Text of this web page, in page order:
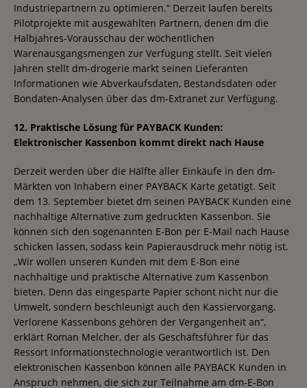
Industriepartnern zu optimieren.“ Derzeit laufen bereits
Pilotprojekte mit ausgewählten Partnern, denen dm die
Halbjahres-Vorausschau der wöchentlichen
Warenausgangsmengen zur Verfügung stellt. Seit vielen
Jahren stellt dm-drogerie markt seinen Lieferanten
Informationen wie Abverkaufsdaten, Bestandsdaten oder
Bondaten-Analysen über das dm-Extranet zur Verfügung.
12. Praktische Lösung für PAYBACK Kunden:
Elektronischer Kassenbon kommt direkt nach Hause
Derzeit werden über die Hälfte aller Einkäufe in den dm-
Märkten von Inhabern einer PAYBACK Karte getätigt. Seit
dem 13. September bietet dm seinen PAYBACK Kunden eine
nachhaltige Alternative zum gedruckten Kassenbon. Sie
können sich den sogenannten E-Bon per E-Mail nach Hause
schicken lassen, sodass kein Papierausdruck mehr nötig ist.
„Wir wollen unseren Kunden mit dem E-Bon eine
nachhaltige und praktische Alternative zum Kassenbon
bieten. Denn das eingesparte Papier schont nicht nur die
Umwelt, sondern beschleunigt auch den Kassiervorgang.
Verlorene Kassenbons gehören der Vergangenheit an“,
erklärt Roman Melcher, der als Geschäftsführer für das
Ressort Informationstechnologie verantwortlich ist. Den
elektronischen Kassenbon können alle PAYBACK Kunden in
Anspruch nehmen, die sich zur Teilnahme am dm-E-Bon